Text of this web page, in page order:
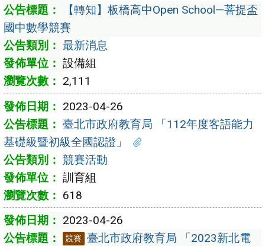
【轉知】板橋高中Open School—菩提盃
國中數學競賽
最新消息
設備組
2,111
2023-04-26
臺北市政府教育局 「112年度客語能力
基礎級暨初級全國認證」
競賽活動
訓育組
618
2023-04-26
競賽 臺北市政府教育局 「2023新北電